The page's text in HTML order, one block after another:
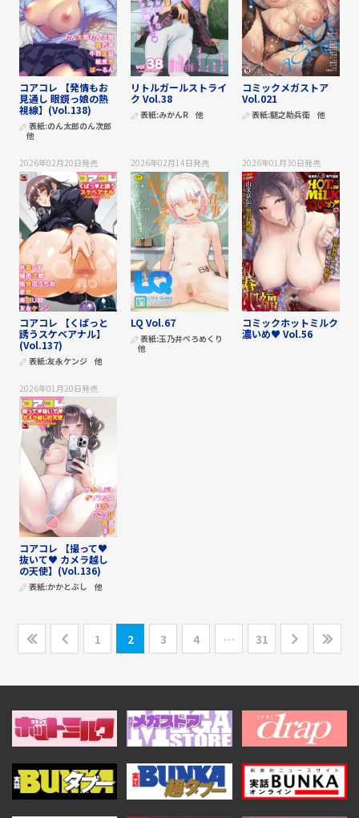
コアコレ 【発情もお
見通し 眼鏡っ娘の熱
視線】(Vol.138)
表紙:のん太郎のん次郎
他
リトルガールストライ
ク Vol.38
表紙:みかんR 他
コミックメガストア
Vol.021
表紙:腿之助兵衛 他
2026年02月20日発売
コアコレ 【くぱっと
誘うスケベアナル】
(Vol.137)
表紙:友永ケンジ 他
2026年02月14日発売
LQ Vol.67
表紙:玉乃井ぺろめくり
他
2026年01月30日発売
コミックホットミルク
濃いめ♥ Vol.56
2026年01月20日発売
コアコレ 【撮って♥
抜いて♥ カメラ越し
の天使】(Vol.136)
表紙:かかとぶし 他
1 2 3 4 … 31